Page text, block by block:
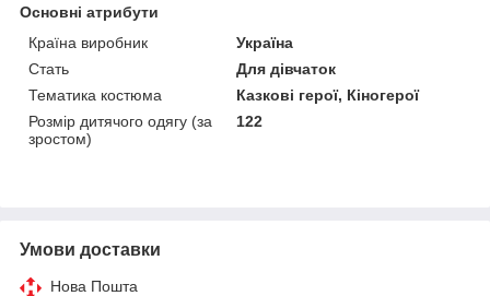
Основні атрибути
Країна виробник
Україна
Стать
Для дівчаток
Тематика костюма
Казкові герої, Кіногерої
Розмір дитячого одягу (за
зростом)
122
Умови доставки
Нова Пошта